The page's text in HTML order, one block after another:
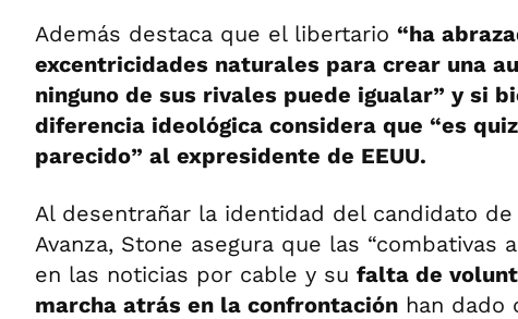
Además destaca que el libertario “ha
excentricidades naturales para crear una
ninguno de sus rivales puede igualar” y si
diferencia ideológica considera que “es
parecido” al expresidente de EEUU.
Al desentrañar la identidad del candidato de
Avanza, Stone asegura que las “combativas
en las noticias por cable y su falta de
marcha atrás en la confrontación han dado